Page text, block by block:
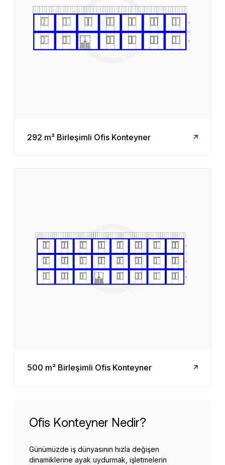
292 m² Birleşimli Ofis Konteyner
500 m² Birleşimli Ofis Konteyner
Ofis Konteyner Nedir?
Günümüzde iş dünyasının hızla değişen
dinamiklerine ayak uydurmak, işletmelerin